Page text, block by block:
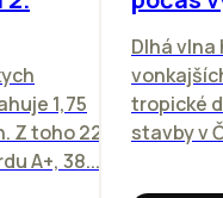
1,75
Z toho 22
A+, 38...
Dlhá
tropické
stavby v